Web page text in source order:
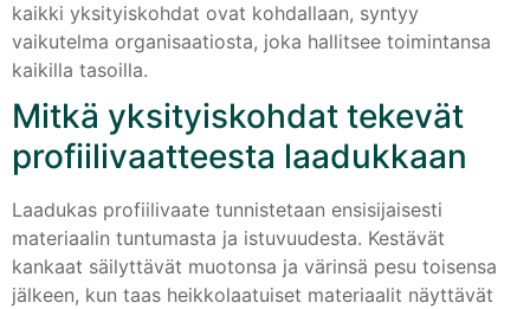
kaikki yksityiskohdat ovat kohdallaan, syntyy
vaikutelma organisaatiosta, joka hallitsee toimintansa
kaikilla tasoilla.
Mitkä yksityiskohdat tekevät
profiilivaatteesta laadukkaan
Laadukas profiilivaate tunnistetaan ensisijaisesti
materiaalin tuntumasta ja istuvuudesta. Kestävät
kankaat säilyttävät muotonsa ja värinsä pesu toisensa
jälkeen, kun taas heikkolaatuiset materiaalit näyttävät